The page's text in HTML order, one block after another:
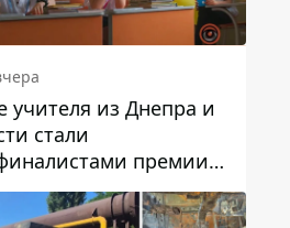
учителя из Днепра и
стали
премии
Teacher Prize Ukraine